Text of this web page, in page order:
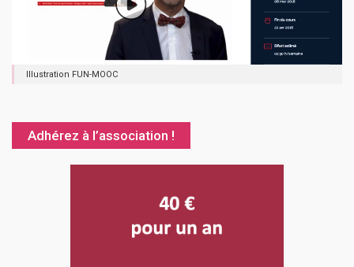
Illustration FUN-MOOC
Adhérez à l’association !